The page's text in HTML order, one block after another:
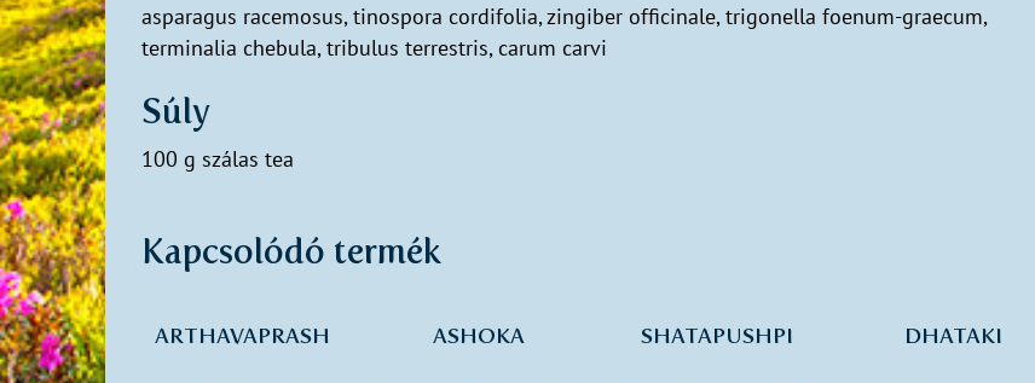
asparagus racemosus, tinospora cordifolia, zingiber officinale, trigonella foenum-graecum,
terminalia chebula, tribulus terrestris, carum carvi
Súly
100 g szálas tea
Kapcsolódó termék
ARTHAVAPRASH ASHOKA SHATAPUSHPI DHATAKI